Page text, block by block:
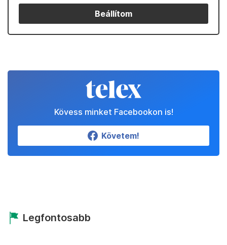
Beállítom
Kövess minket Facebookon is!
Követem!
Legfontosabb